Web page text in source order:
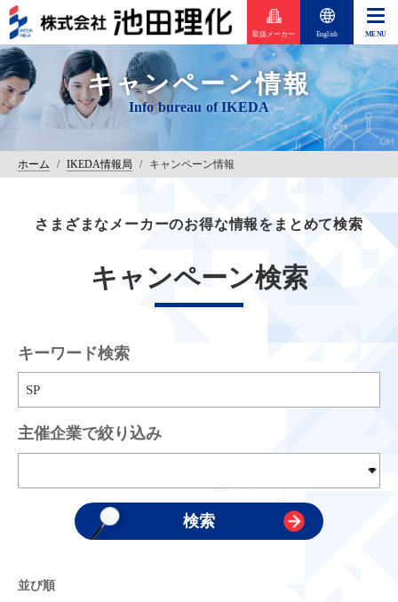
取扱メーカー English
キャンペーン情報
ホーム / IKEDA情報局 / キャンペーン情報
さまざまなメーカーのお得な情報をまとめて検索
キャンペーン検索
キーワード検索
主催企業で絞り込み
並び順